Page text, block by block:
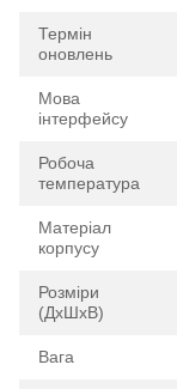
Термін
оновлень
Мова
інтерфейсу
Робоча
температура
Матеріал
корпусу
Розміри
(ДхШхВ)
Вага